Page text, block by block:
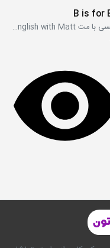
B is for
انگلیسی با مت Learn English with Matt